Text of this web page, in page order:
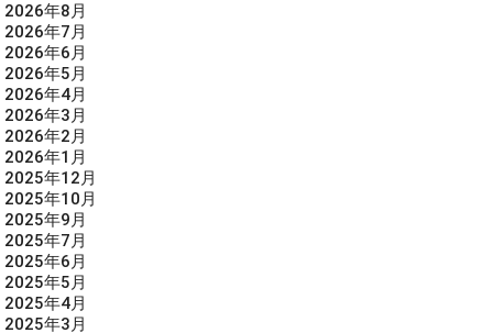
2026年8月
2026年7月
2026年6月
2026年5月
2026年4月
2026年3月
2026年2月
2026年1月
2025年12月
2025年10月
2025年9月
2025年7月
2025年6月
2025年5月
2025年4月
2025年3月